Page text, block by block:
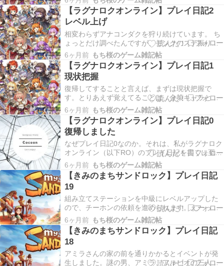
に目をつけたのは属性の相性です。イズルードダ
ンジョンの敵のほとんどは水属性だよね。たぶ
ん。ということは、ROの場合は、風属性で殴れば
攻撃力が上が…
【ラグナロクオンライン】プレイ日記2
レベル上げ
相変わらずアナコンダクを狩り続けています。 ち
ょっとだけ調べたんですが、モンクのステ振り
は、初心者はAGI型がいいと書かれていたんです
が……ホント？どの道、転生してステータスはリ
セットされるから、実験の意味も込めて
AGI>STR>DEXになるようにステ振りしてみまし
た。手数で勝…
6ヶ月前 もち桜のゲーム雑記帖
【ラグナロクオンライン】プレイ日記1
現状把握
復帰してすることと言えば、まずは現状把握で
す。とりあえず覚えてることは、金策キャラとし
て徒歩メカニックを作ったこと。以上。ソーサラ
ーとセージ事件はマジで身に覚えが無くてです
ね。いや、まぁ、それはもういいか。 最近のROで
は、メモリアルダンジョン（MD）を複数キャラで
周回するのが…
6ヶ月前 もち桜のゲーム雑記帖
【ラグナロクオンライン】プレイ日記0
復帰しました
なぜプレイ日記0なのか。それは、私がラグナロク
オンライン（以下RO）のプレイ日記を書くに至っ
た言い訳が書き連ねてあるからです。なので読ま
なくて大丈夫です。ただ、私の精神衛生上、書い
ておきたかっただけですので。RO？ お前、黒い砂
漠はどうした？ それに、中途半端な状況から日記
書く…
6ヶ月前 もち桜のゲーム雑記帖
【きみのまちサンドロック】プレイ日記
19
組み立てステーションを中級にレベルアップした
ので、チーホンの依頼を進められます。えーっ
と、材料は……おう、またマイクロチップが必要
ですか。今度は2個。ユフォーラ・サルベージのお
店に一日に1個ずつ追加されるから、あと2日必要
ですね（自分で取りに行く気はさらさらない）。
ようやく橋…
6ヶ月前 もち桜のゲーム雑記帖
【きみのまちサンドロック】プレイ日記
18
アミラさんの家の前を通りかかるとイベントが発
生しました。謎の男、アミラ、アルビオの三人で